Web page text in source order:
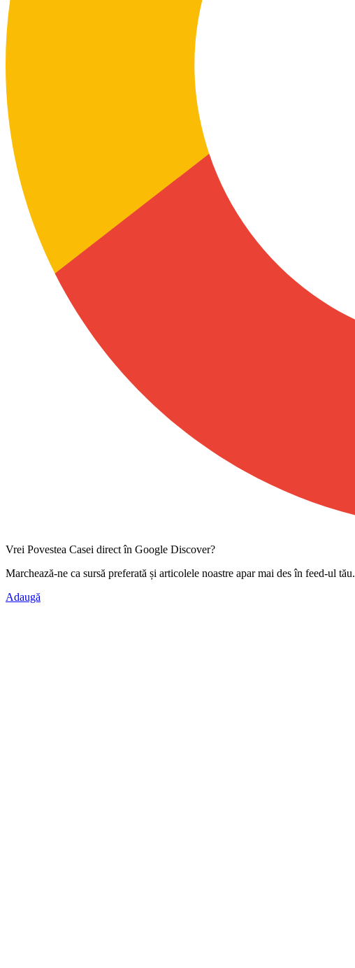
Vrei Povestea Casei direct în Google Discover?
Marchează-ne ca sursă preferată și articolele noastre apar mai des în feed-ul tău.
Adaugă